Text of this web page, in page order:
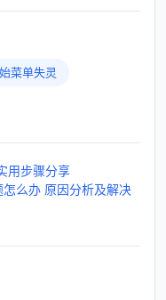
菜单失灵
用步骤分享
么办 原因分析及解决